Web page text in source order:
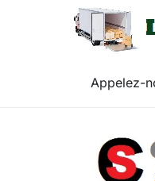
Appelez-